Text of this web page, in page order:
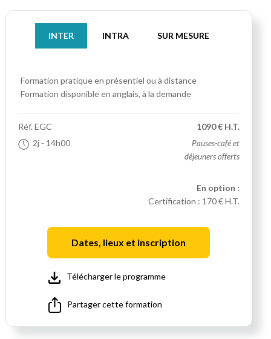
INTER INTRA SUR MESURE
Formation pratique en présentiel ou à distance
Formation disponible en anglais, à la demande
Réf.EGC
2j - 14h00
1090 € H.T.
Pauses-café et
déjeuners offerts
En option :
Certification : 170 € H.T.
Dates, lieux et inscription
Télécharger le programme
Partager cette formation